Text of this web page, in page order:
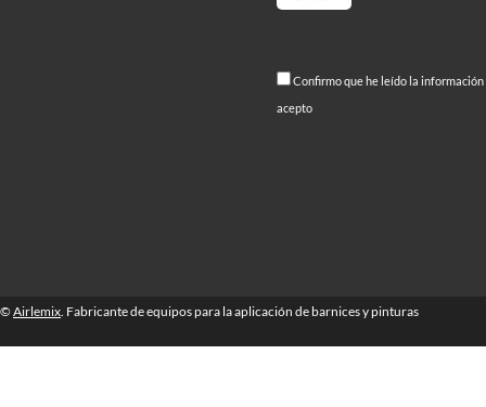
Confirmo que he leído la
acepto
© Airlemix. Fabricante de equipos para la aplicación de barnices y pinturas